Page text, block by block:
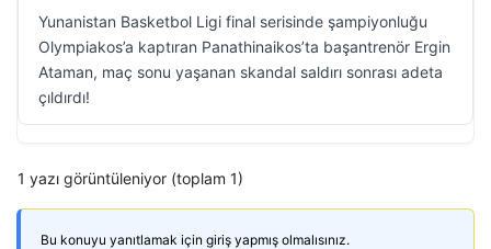
Yunanistan Basketbol Ligi final serisinde şampiyonluğu
Olympiakos’a kaptıran Panathinaikos’ta başantrenör Ergin
Ataman, maç sonu yaşanan skandal saldırı sonrası adeta
çıldırdı!
1 yazı görüntüleniyor (toplam 1)
Bu konuyu yanıtlamak için giriş yapmış olmalısınız.